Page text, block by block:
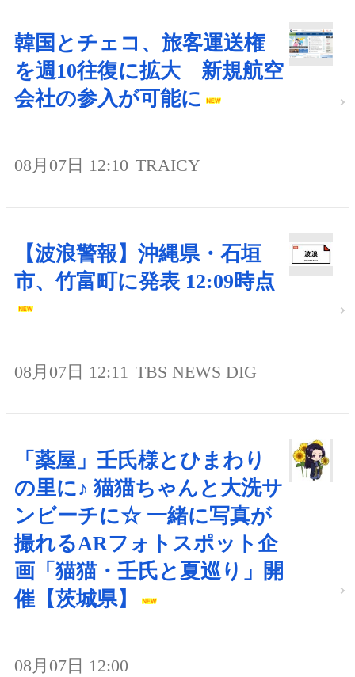
韓国とチェコ、旅客運送権
を週10往復に拡大 新規航空
会社の参入が可能に
08月07日 12:10 TRAICY
【波浪警報】沖縄県・石垣
市、竹富町に発表 12:09時点
08月07日 12:11 TBS NEWS DIG
「薬屋」壬氏様とひまわり
の里に♪ 猫猫ちゃんと大洗サ
ンビーチに☆ 一緒に写真が
撮れるARフォトスポット企
画「猫猫・壬氏と夏巡り」開
催【茨城県】
08月07日 12:00